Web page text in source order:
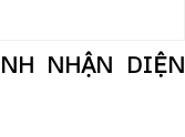
NHẬN DIỆN